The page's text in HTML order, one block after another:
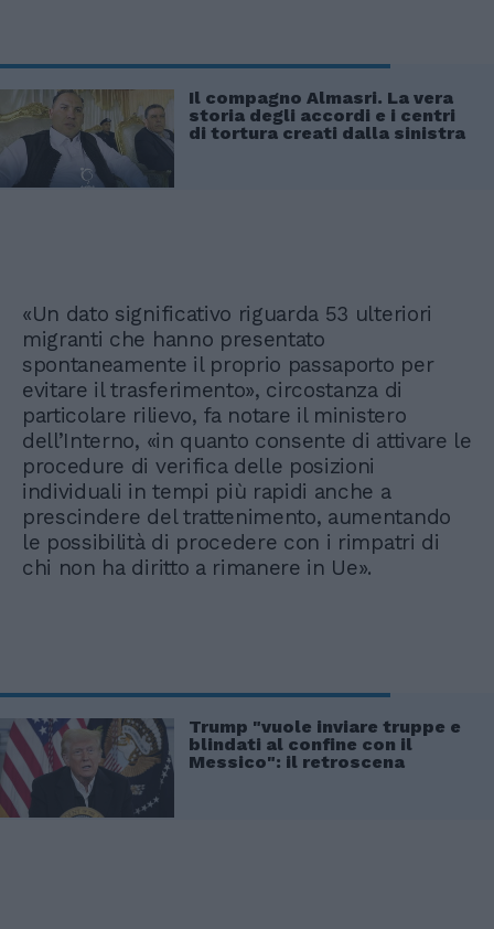
Il compagno Almasri. La vera
storia degli accordi e i centri
di tortura creati dalla sinistra
«Un dato significativo riguarda 53 ulteriori
migranti che hanno presentato
spontaneamente il proprio passaporto per
evitare il trasferimento», circostanza di
particolare rilievo, fa notare il ministero
dell’Interno, «in quanto consente di attivare le
procedure di verifica delle posizioni
individuali in tempi più rapidi anche a
prescindere del trattenimento, aumentando
le possibilità di procedere con i rimpatri di
chi non ha diritto a rimanere in Ue».
Trump "vuole inviare truppe e
blindati al confine con il
Messico": il retroscena